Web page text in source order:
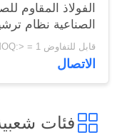
الفولاذ المقاوم
الصناعية نظام
المياه تحويل التردد
استخدام المياه
الاتصال
فئات